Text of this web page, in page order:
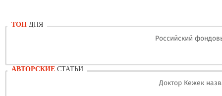
ТОП ДНЯ
Российский
АВТОРСКИЕ СТАТЬИ
Доктор Кежек